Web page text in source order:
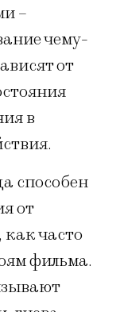
–
чему-
от
в
способен
от
часто
фильма.